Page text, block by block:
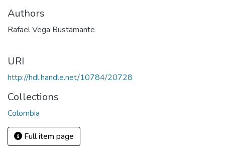
Authors
Rafael Vega Bustamante
URI
http://hdl.handle.net/10784/20728
Collections
Colombia
Full item page